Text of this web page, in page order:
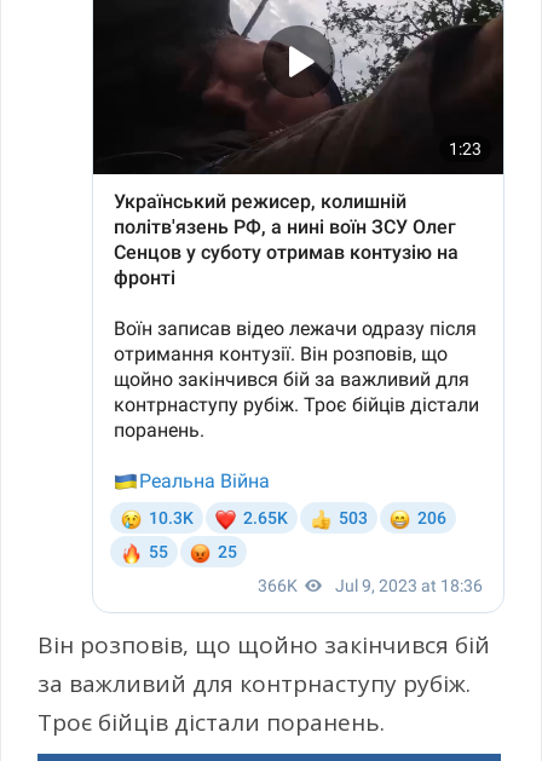
Він розповів, що щойно закінчився бій
за важливий для контрнаступу рубіж.
Троє бійців дістали поранень.